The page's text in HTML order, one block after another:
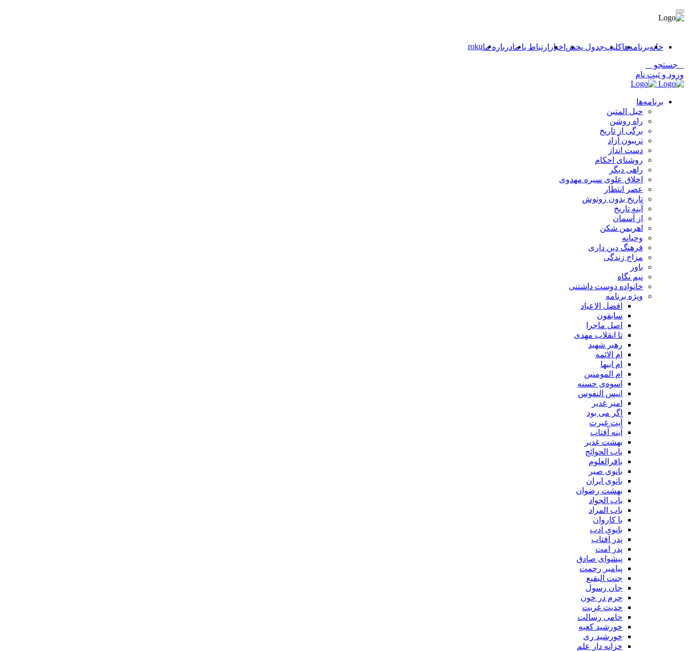
خانهبرنامه‌هاکلیپجدول پخش اخبار ارتباط با مادرباره ماroku
جستجو
ورود و ثبت نام
برنامه‌ها
حبل المتین
راه روشن
برگی از تاریخ
تریبون آزاد
دست انداز
روشنای احکام
راهی دیگر
اخلاق علوی سیره مهدوی
عصر انتظار
تاریخ بدون روتوش
آینه تاریخ
از آسمان
اهریمن شکن
وحیانه
فرهنگ دین داری
مزاج زندگی
باور
نیم نگاه
خانواده دوست داشتنی
ویژه برنامه
افضل الاعیاد
سابقون
اصل ماجرا
تا انقلاب مهدی
رهبر شهید
ام الائمه
ام ابیها
ام المومنین
اسوه‌ی حسنه
انیس النفوس
امیر غدیر
اگر می بود
آیت غیرت
آینه آفتاب
بهشت غدیر
باب الحوائج
باقرالعلوم
بانوی صبر
بانوی ایران
بهشت رضوان
باب الجواد
باب المراد
با کاروان
بانوی ادب
پدر آفتاب
پدر امت
پیشوای صادق
پیامبر رحمت
جنت البقیع
جان رسول
حرم در خون
حدیث غربت
حامی رسالت
خورشید کعبه
خورشید ری
خزانه دار علم